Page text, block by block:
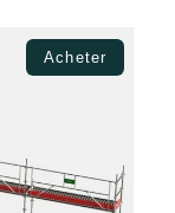
Acheter